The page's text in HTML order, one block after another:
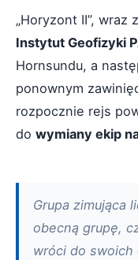
„Horyzont II”, wraz
Instytut Geofizyki
Hornsundu, a
ponownym
rozpocznie rejs
do wymiany ekip
Grupa zimująca
obecną grupę,
wróci do swoich